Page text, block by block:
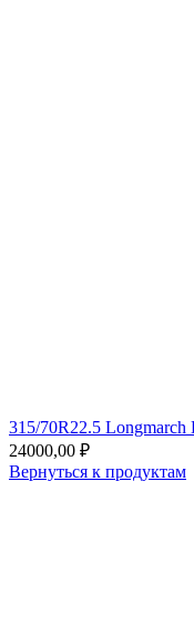
315/70R22.5
24000,00 ₽
Вернуться к продуктам